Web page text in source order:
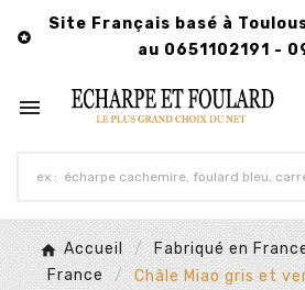

Site Français basé à
au 0651102191 -

Accueil Fabriqué en
France
Châle Miao gris et